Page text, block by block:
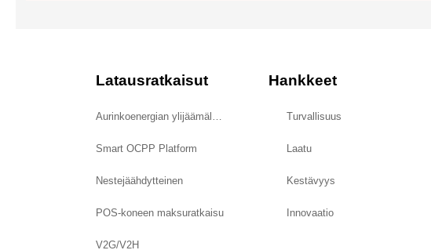
Latausratkaisut
Aurinkoenergian ylijäämälataus
Smart OCPP Platform
Nestejäähdytteinen
POS-koneen maksuratkaisu
V2G/V2H
Hankkeet
Turvallisuus
Laatu
Kestävyys
Innovaatio